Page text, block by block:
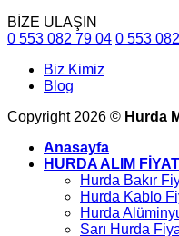
BİZE ULAŞIN
0 553 082 79 04 0 553
Biz Kimiz
Blog
Copyright 2026 © Hurda
Anasayfa
HURDA ALIM
Hurda Bakır
Hurda Kablo
Hurda
Sarı Hurda